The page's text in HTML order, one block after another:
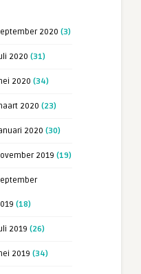
2020 (3)
2020 (31)
2020 (34)
2020 (23)
2020 (30)
2019 (19)
(18)
2019 (26)
2019 (34)